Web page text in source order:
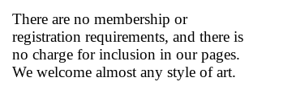
There are no membership or
registration requirements, and there is
no charge for inclusion in our pages.
We welcome almost any style of art.